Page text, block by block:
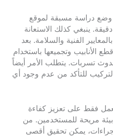
دراسة مسبقة لموقع
ينبغي كذلك الاستعانة
الفنية والسلامة. بعد
وتجميعها باستخدام
تسربات. يتطلب الأمر أيضاً
التركيب للتأكد من عدم وجود أي
فقط على تعزيز كفاءة
مريحة للمستخدمين. من
يمكن تحقيق أقصى